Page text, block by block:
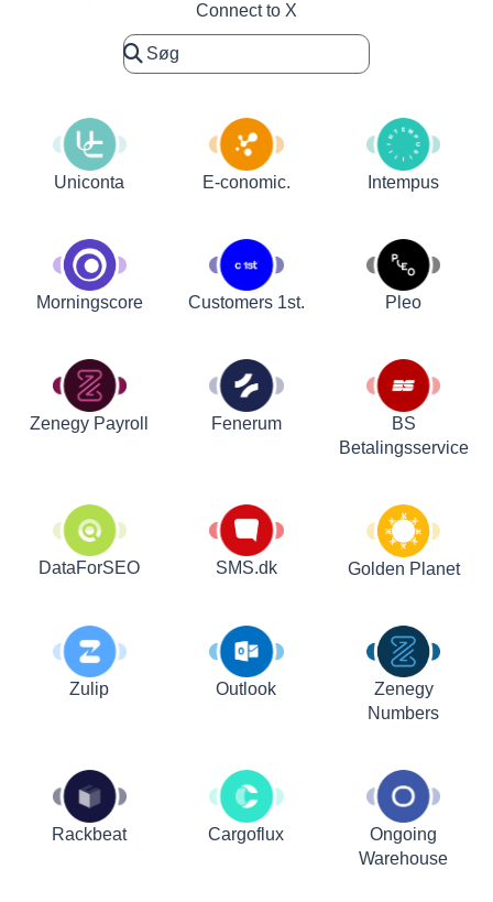
Connect to X
Uniconta E-conomic. Intempus
Morningscore Customers 1st. Pleo
Zenegy Payroll Fenerum
BS
Betalingsservice
DataForSEO SMS.dk Golden Planet
Zulip Outlook
Zenegy
Numbers
Rackbeat Cargoflux
Ongoing
Warehouse